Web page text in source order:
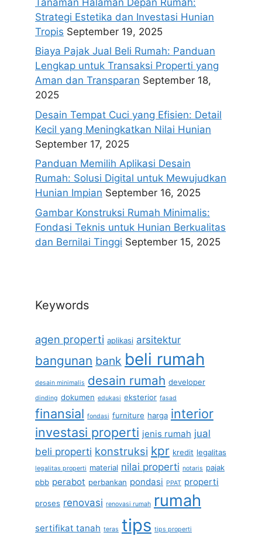
Strategi Estetika dan Investasi Hunian
Tropis September 19, 2025
Biaya Pajak Jual Beli Rumah: Panduan
Lengkap untuk Transaksi Properti yang
Aman dan Transparan September 18,
2025
Desain Tempat Cuci yang Efisien: Detail
Kecil yang Meningkatkan Nilai Hunian
September 17, 2025
Panduan Memilih Aplikasi Desain
Rumah: Solusi Digital untuk Mewujudkan
Hunian Impian September 16, 2025
Gambar Konstruksi Rumah Minimalis:
Fondasi Teknis untuk Hunian Berkualitas
dan Bernilai Tinggi September 15, 2025
Keywords
agen properti aplikasi arsitektur
bangunan bank beli rumah
desain minimalis desain rumah developer
dinding dokumen edukasi eksterior fasad
finansial fondasi furniture harga interior
investasi properti jenis rumah jual
beli properti konstruksi kpr kredit legalitas
legalitas properti material nilai properti notaris pajak
pbb perabot perbankan pondasi PPAT properti
proses renovasi renovasi rumah rumah
sertifikat tanah teras tips tips properti